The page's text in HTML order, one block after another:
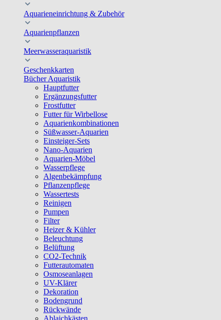
Aquarieneinrichtung & Zubehör
Aquarienpflanzen
Meerwasseraquaristik
Geschenkkarten
Bücher Aquaristik
Hauptfutter
Ergänzungsfutter
Frostfutter
Futter für Wirbellose
Aquarienkombinationen
Süßwasser-Aquarien
Einsteiger-Sets
Nano-Aquarien
Aquarien-Möbel
Wasserpflege
Algenbekämpfung
Pflanzenpflege
Wassertests
Reinigen
Pumpen
Filter
Heizer & Kühler
Beleuchtung
Belüftung
CO2-Technik
Futterautomaten
Osmoseanlagen
UV-Klärer
Dekoration
Bodengrund
Rückwände
Ablaichkästen